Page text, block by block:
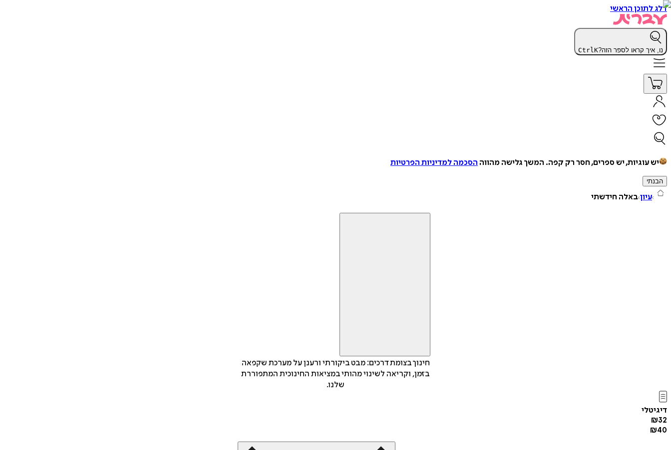
דלג לתוכן הראשי
נו, איך קראו לספר הזה? CtrlK
יש עוגיות, יש ספרים, חסר רק קפה. המשך גלישה מהווה הסכמה למדיניות הפרטיות
הבנתי
עיון באלה חידשתי
חינוך בצומת דרכים: מבט ביקורתי ורענן על מערכת שקפאה
בזמן, וקריאה לשינוי מהותי במציאות החינוכית המתפוררת
שלנו.
דיגיטלי
₪32
₪40